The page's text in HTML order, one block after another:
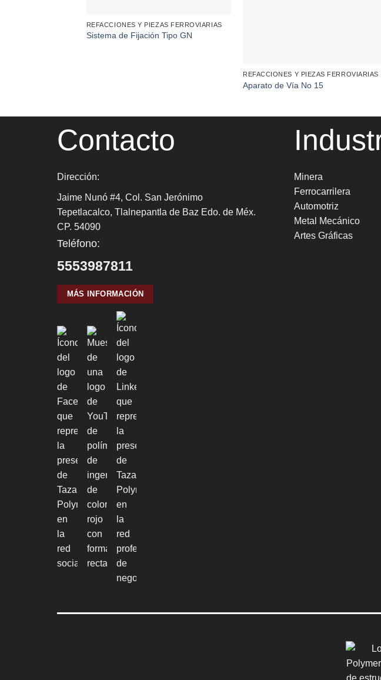
REFACCIONES Y PIEZAS FERROVIARIAS
Sistema de Fijación Tipo GN
REFACCIONES Y PIEZAS FERROVIARIAS
Aparato de Vía No 15
Contacto
Dirección:
Jaime Nunó #4, Col. San Jerónimo
Tepetlacalco, Tlalnepantla de Baz Edo. de Méx.
CP. 54090
Teléfono:
5553987811
MÁS INFORMACIÓN
Minera
Ferrocarrilera
Automotriz
Metal Mecánico
Artes Gráficas